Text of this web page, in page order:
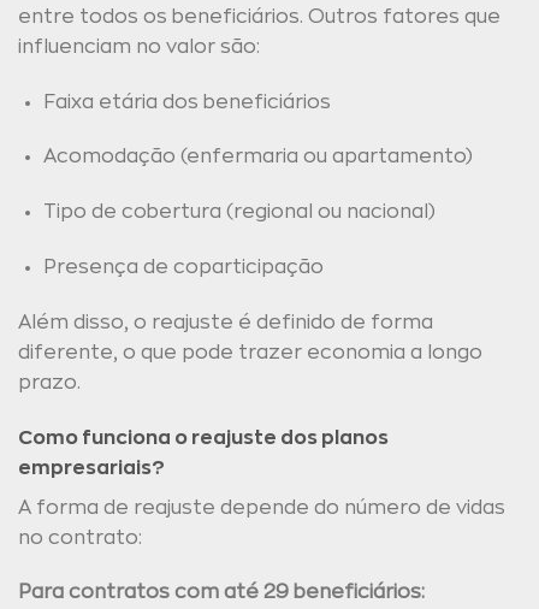
entre todos os beneficiários. Outros fatores que
influenciam no valor são:
Faixa etária dos beneficiários
Acomodação (enfermaria ou apartamento)
Tipo de cobertura (regional ou nacional)
Presença de coparticipação
Além disso, o reajuste é definido de forma
diferente, o que pode trazer economia a longo
prazo.
Como funciona o reajuste dos planos
empresariais?
A forma de reajuste depende do número de vidas
no contrato:
Para contratos com até 29 beneficiários: